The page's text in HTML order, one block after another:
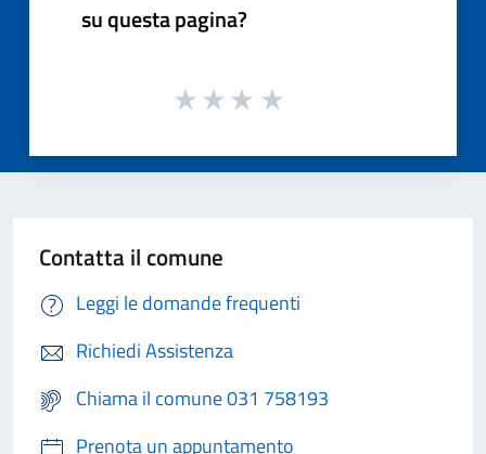
su questa pagina?
Contatta il comune
Leggi le domande frequenti
Richiedi Assistenza
Chiama il comune 031 758193
Prenota un appuntamento